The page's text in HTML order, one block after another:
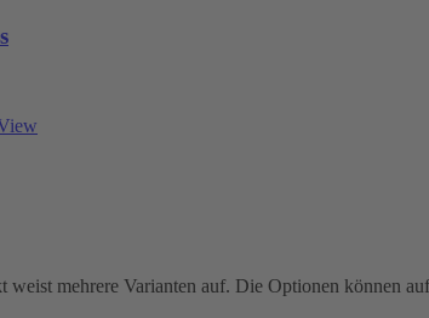
weist mehrere Varianten auf. Die Optionen können